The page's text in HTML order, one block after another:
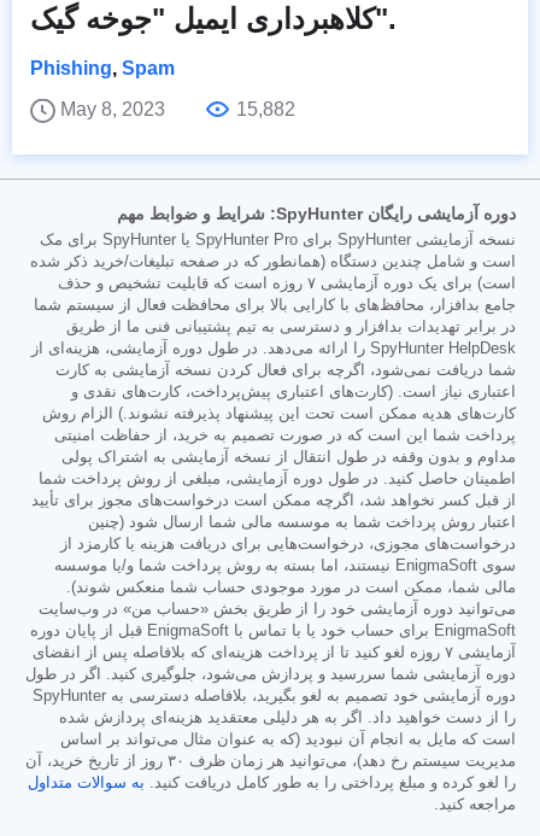
کلاهبرداری ایمیل "جوخه گیک".
Phishing, Spam
May 8, 2023
15,882
دوره آزمایشی رایگان SpyHunter: شرایط و ضوابط مهم
نسخه آزمایشی SpyHunter برای SpyHunter Pro یا SpyHunter برای مک
است و شامل چندین دستگاه (همانطور که در صفحه تبلیغات/خرید ذکر شده
است) برای یک دوره آزمایشی ۷ روزه است که قابلیت تشخیص و حذف
جامع بدافزار، محافظ‌های با کارایی بالا برای محافظت فعال از سیستم شما
در برابر تهدیدات بدافزار و دسترسی به تیم پشتیبانی فنی ما از طریق
SpyHunter HelpDesk را ارائه می‌دهد. در طول دوره آزمایشی، هزینه‌ای از
شما دریافت نمی‌شود، اگرچه برای فعال کردن نسخه آزمایشی به کارت
اعتباری نیاز است. (کارت‌های اعتباری پیش‌پرداخت، کارت‌های نقدی و
کارت‌های هدیه ممکن است تحت این پیشنهاد پذیرفته نشوند.) الزام روش
پرداخت شما این است که در صورت تصمیم به خرید، از حفاظت امنیتی
مداوم و بدون وقفه در طول انتقال از نسخه آزمایشی به اشتراک پولی
اطمینان حاصل کنید. در طول دوره آزمایشی، مبلغی از روش پرداخت شما
از قبل کسر نخواهد شد، اگرچه ممکن است درخواست‌های مجوز برای تأیید
اعتبار روش پرداخت شما به موسسه مالی شما ارسال شود (چنین
درخواست‌های مجوزی، درخواست‌هایی برای دریافت هزینه یا کارمزد از
سوی EnigmaSoft نیستند، اما بسته به روش پرداخت شما و/یا موسسه
مالی شما، ممکن است در مورد موجودی حساب شما منعکس شوند).
می‌توانید دوره آزمایشی خود را از طریق بخش «حساب من» در وب‌سایت
EnigmaSoft برای حساب خود یا با تماس با EnigmaSoft قبل از پایان دوره
آزمایشی ۷ روزه لغو کنید تا از پرداخت هزینه‌ای که بلافاصله پس از انقضای
دوره آزمایشی شما سررسید و پردازش می‌شود، جلوگیری کنید. اگر در طول
دوره آزمایشی خود تصمیم به لغو بگیرید، بلافاصله دسترسی به SpyHunter
را از دست خواهید داد. اگر به هر دلیلی معتقدید هزینه‌ای پردازش شده
است که مایل به انجام آن نبودید (که به عنوان مثال می‌تواند بر اساس
مدیریت سیستم رخ دهد)، می‌توانید هر زمان ظرف ۳۰ روز از تاریخ خرید، آن
را لغو کرده و مبلغ پرداختی را به طور کامل دریافت کنید. به سوالات متداول
مراجعه کنید.